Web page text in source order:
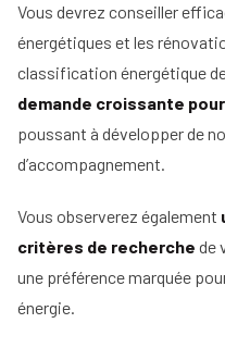
Vous devrez conseiller
énergétiques et les
classification énergétique
demande croissante
poussant à développer de
d’accompagnement.
Vous observerez également
critères de recherche de
une préférence marquée
énergie.